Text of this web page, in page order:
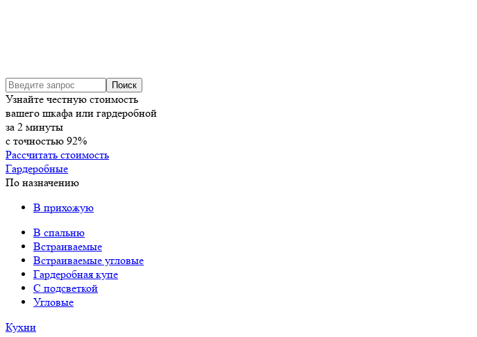
Узнайте честную стоимость
вашего шкафа или гардеробной
за 2 минуты
с точностью 92%
Рассчитать стоимость
Гардеробные
По назначению
В прихожую
В спальню
Встраиваемые
Встраиваемые угловые
Гардеробная купе
С подсветкой
Угловые
Кухни